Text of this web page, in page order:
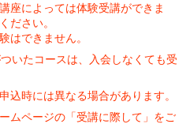
座によっては体験受講ができま
ださい。
はできません。
いたコースは、入会しなくても受
込時には異なる場合があります。
ムページの「受講に際して」をご